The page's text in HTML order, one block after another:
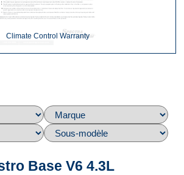
Climate Control Warranty
Base V6 4.3L